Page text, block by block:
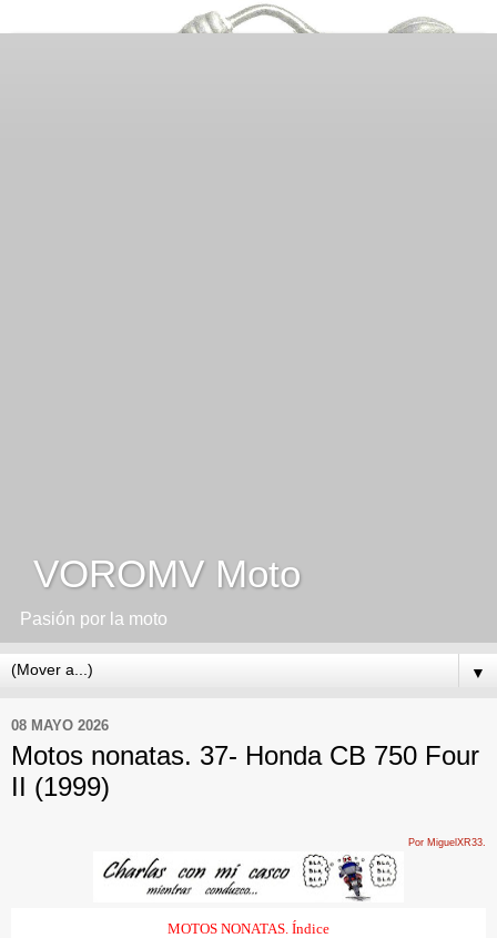
VOROMV Moto
Pasión por la moto
▼
08 MAYO 2026
Motos nonatas. 37- Honda CB 750 Four
II (1999)
Por MiguelXR33.
MOTOS NONATAS. Índice